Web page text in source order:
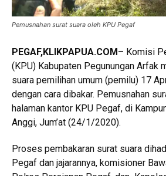
Pemusnahan surat suara oleh KPU Pegaf
PEGAF,KLIKPAPUA.COM– Komisi
(KPU) Kabupaten Pegunungan Arfak
suara pemilihan umum (pemilu) 17
dengan cara dibakar. Pemusnahan
halaman kantor KPU Pegaf, di
Anggi, Jum’at (24/1/2020).
Proses pembakaran surat suara
Pegaf dan jajarannya, komisioner